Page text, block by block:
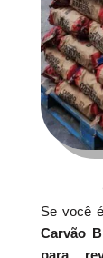
Se você
Carvão